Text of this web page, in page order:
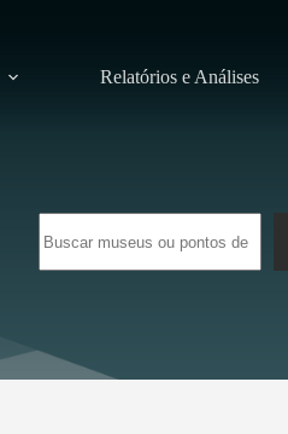
Relatórios e Análises
resultados